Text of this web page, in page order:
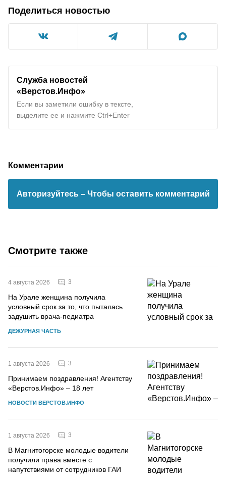
Поделиться новостью
Служба новостей
«Верстов.Инфо»
Если вы заметили ошибку в тексте,
выделите ее и нажмите Ctrl+Enter
Комментарии
Авторизуйтесь – Чтобы оставить комментарий
Смотрите также
4 августа 2026 3
На Урале женщина получила
условный срок за то, что пыталась
задушить врача-педиатра
ДЕЖУРНАЯ ЧАСТЬ
1 августа 2026 3
Принимаем поздравления! Агентству
«Верстов.Инфо» – 18 лет
НОВОСТИ ВЕРСТОВ.ИНФО
1 августа 2026 3
В Магнитогорске молодые водители
получили права вместе с
напутствиями от сотрудников ГАИ